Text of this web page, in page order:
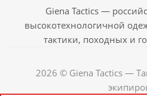
Giena Tactics —
высокотехнологичной
тактики, походных и
2026 © Giena Tactics —